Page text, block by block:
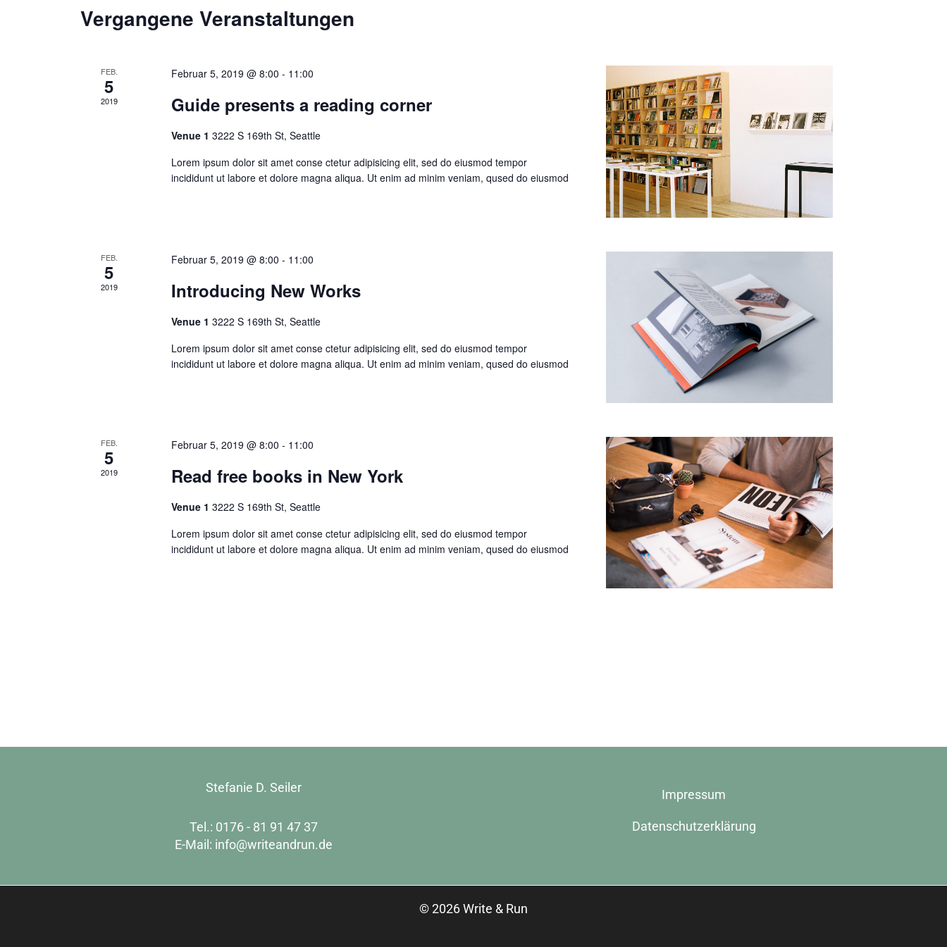
Vergangene Veranstaltungen
FEB.
5
2019
Februar 5, 2019 @ 8:00 - 11:00
Guide presents a reading corner
Venue 13222 S 169th St, Seattle
Lorem ipsum dolor sit amet conse ctetur adipisicing elit, sed do eiusmod tempor
incididunt ut labore et dolore magna aliqua. Ut enim ad minim veniam, qused do eiusmod
FEB.
5
2019
Februar 5, 2019 @ 8:00 - 11:00
Introducing New Works
Venue 13222 S 169th St, Seattle
Lorem ipsum dolor sit amet conse ctetur adipisicing elit, sed do eiusmod tempor
incididunt ut labore et dolore magna aliqua. Ut enim ad minim veniam, qused do eiusmod
FEB.
5
2019
Februar 5, 2019 @ 8:00 - 11:00
Read free books in New York
Venue 13222 S 169th St, Seattle
Lorem ipsum dolor sit amet conse ctetur adipisicing elit, sed do eiusmod tempor
incididunt ut labore et dolore magna aliqua. Ut enim ad minim veniam, qused do eiusmod
Stefanie D. Seiler
Tel.: 0176 - 81 91 47 37
E-Mail: info@writeandrun.de
Impressum
Datenschutzerklärung
© 2026 Write & Run